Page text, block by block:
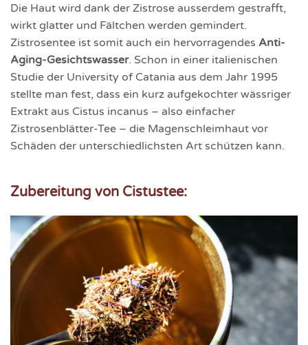
Die Haut wird dank der Zistrose ausserdem gestrafft,
wirkt glatter und Fältchen werden gemindert.
Zistrosentee ist somit auch ein hervorragendes Anti-
Aging-Gesichtswasser. Schon in einer italienischen
Studie der University of Catania aus dem Jahr 1995
stellte man fest, dass ein kurz aufgekochter wässriger
Extrakt aus Cistus incanus – also einfacher
Zistrosenblätter-Tee – die Magenschleimhaut vor
Schäden der unterschiedlichsten Art schützen kann.
Zubereitung von Cistustee: